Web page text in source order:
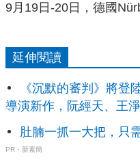
9月19日-20日，德國
延伸閱讀
《沉默的審判》將登
導演新作，阮經天、王
肚腩一抓一大把，只
PR・新素簡